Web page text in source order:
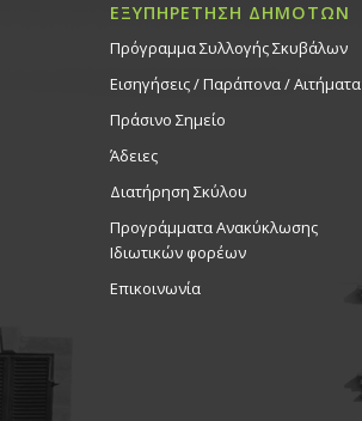
ΕΞΥΠΗΡΕΤΗΣΗ ΔΗΜΟΤΩΝ
Πρόγραμμα Συλλογής Σκυβάλων
Εισηγήσεις / Παράπονα / Αιτήματα
Πράσινο Σημείο
Άδειες
Διατήρηση Σκύλου
Προγράμματα Ανακύκλωσης
Ιδιωτικών φορέων
Επικοινωνία